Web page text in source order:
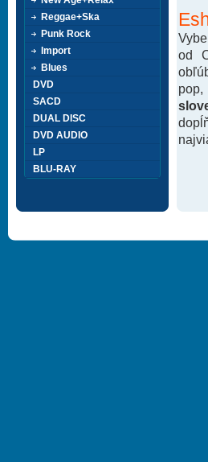
od
pop,
Reggae+Ska
Punk Rock
Import
Blues
DVD
SACD
DUAL DISC
DVD AUDIO
LP
BLU-RAY